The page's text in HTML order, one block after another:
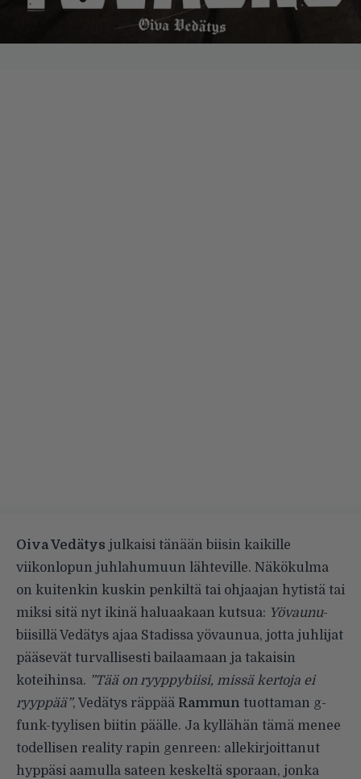
Oiva Vedätys julkaisi tänään biisin kaikille
viikonlopun juhlahumuun lähteville. Näkökulma
on kuitenkin kuskin penkiltä tai ohjaajan hytistä tai
miksi sitä nyt ikinä haluaakaan kutsua: Yövaunu-
biisillä Vedätys ajaa Stadissa yövaunua, jotta juhlijat
pääsevät turvallisesti bailaamaan ja takaisin
koteihinsa. ”Tää on ryyppybiisi, missä kertoja ei
ryyppää”, Vedätys räppää Rammun tuottaman g-
funk-tyylisen biitin päälle. Ja kyllähän tämä menee
todellisen reality rapin genreen: allekirjoittanut
hyppäsi aamulla sateen keskeltä sporaan, jonka